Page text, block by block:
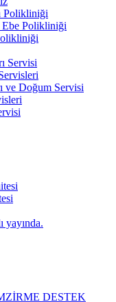
Polikliniği
Ebe Polikliniği
Servisi
ve Doğum Servisi
yayında.
DESTEK